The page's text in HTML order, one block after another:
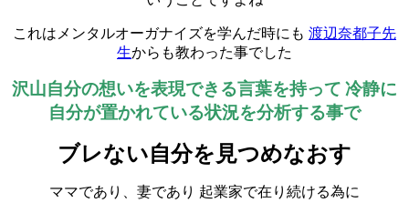
これはメンタルオーガナイズを学んだ時にも 渡辺奈都子先
生からも教わった事でした
沢山自分の想いを表現できる言葉を持って 冷静に
自分が置かれている状況を分析する事で
ブレない自分を見つめなおす
ママであり、妻であり 起業家で在り続ける為に